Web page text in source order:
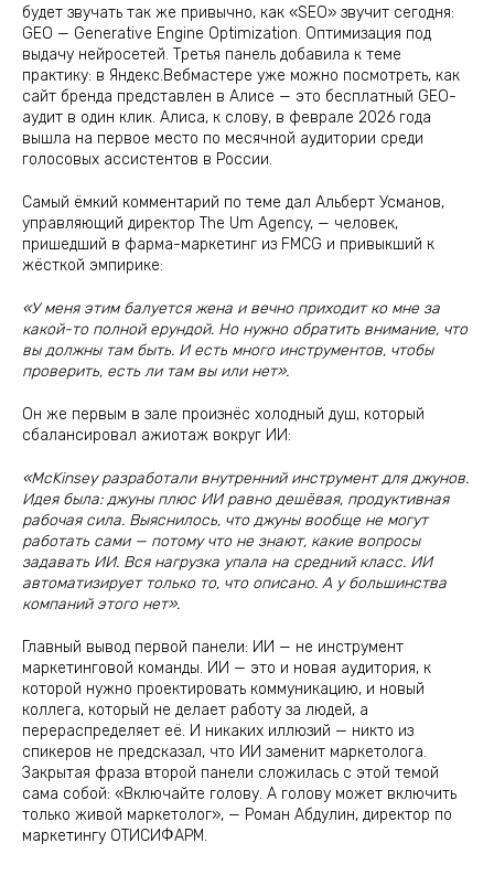
будет звучать так же привычно, как «SEO» звучит сегодня:
GEO — Generative Engine Optimization. Оптимизация под
выдачу нейросетей. Третья панель добавила к теме
практику: в Яндекс.Вебмастере уже можно посмотреть, как
сайт бренда представлен в Алисе — это бесплатный GEO-
аудит в один клик. Алиса, к слову, в феврале 2026 года
вышла на первое место по месячной аудитории среди
голосовых ассистентов в России.
Самый ёмкий комментарий по теме дал Альберт Усманов,
управляющий директор The Um Agency, — человек,
пришедший в фарма-маркетинг из FMCG и привыкший к
жёсткой эмпирике:
«У меня этим балуется жена и вечно приходит ко мне за
какой-то полной ерундой. Но нужно обратить внимание, что
вы должны там быть. И есть много инструментов, чтобы
проверить, есть ли там вы или нет».
Он же первым в зале произнёс холодный душ, который
сбалансировал ажиотаж вокруг ИИ:
«McKinsey разработали внутренний инструмент для джунов.
Идея была: джуны плюс ИИ равно дешёвая, продуктивная
рабочая сила. Выяснилось, что джуны вообще не могут
работать сами — потому что не знают, какие вопросы
задавать ИИ. Вся нагрузка упала на средний класс. ИИ
автоматизирует только то, что описано. А у большинства
компаний этого нет».
Главный вывод первой панели: ИИ — не инструмент
маркетинговой команды. ИИ — это и новая аудитория, к
которой нужно проектировать коммуникацию, и новый
коллега, который не делает работу за людей, а
перераспределяет её. И никаких иллюзий — никто из
спикеров не предсказал, что ИИ заменит маркетолога.
Закрытая фраза второй панели сложилась с этой темой
сама собой: «Включайте голову. А голову может включить
только живой маркетолог», — Роман Абдулин, директор по
маркетингу ОТИСИФАРМ.